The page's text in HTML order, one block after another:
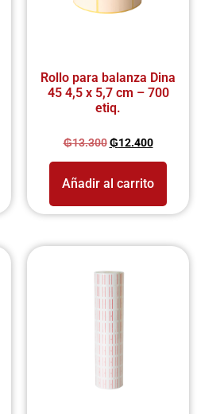
Rollo para balanza Dina
45 4,5 x 5,7 cm – 700
etiq.
₲13.300 ₲12.400
Añadir al carrito